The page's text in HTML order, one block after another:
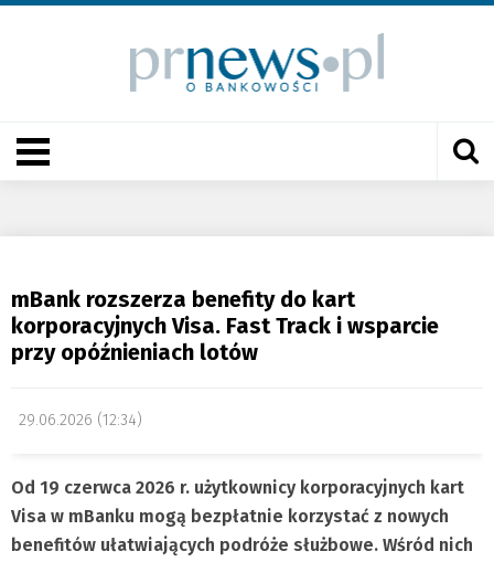
mBank rozszerza benefity do kart
korporacyjnych Visa. Fast Track i wsparcie
przy opóźnieniach lotów
29.06.2026 (12:34)
Od 19 czerwca 2026 r. użytkownicy korporacyjnych kart
Visa w mBanku mogą bezpłatnie korzystać z nowych
benefitów ułatwiających podróże służbowe. Wśród nich